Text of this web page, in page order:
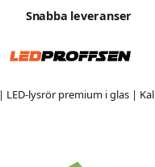
Snabba leveranser
LED-lysrör premium i glas |